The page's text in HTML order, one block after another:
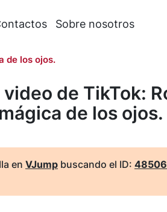
Sobre nosotros
de los ojos.
de TikTok:
de los ojos.
en VJump buscando el ID: 48506